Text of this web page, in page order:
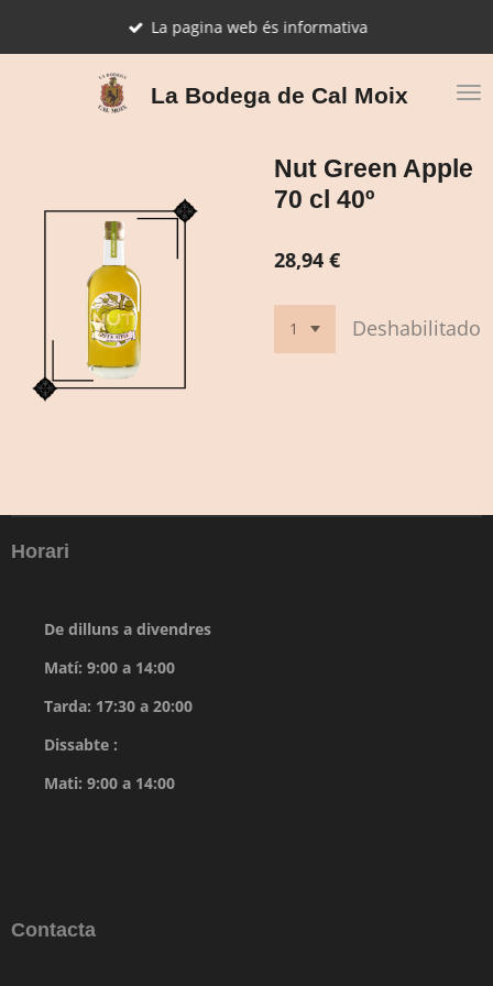
La Bodega de Cal Moix
La pagina web és informativa
Nut Green Apple
70 cl 40º
28,94 €
Deshabilitado
Horari
De dilluns a divendres
Matí: 9:00 a 14:00
Tarda: 17:30 a 20:00
Dissabte :
Mati: 9:00 a 14:00
Contacta